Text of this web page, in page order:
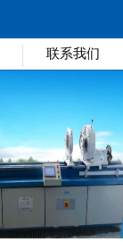
联系我们